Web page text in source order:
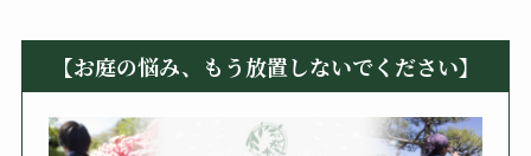
【お庭の悩み、もう放置しないでください】